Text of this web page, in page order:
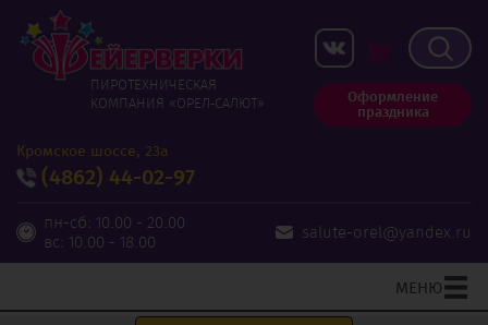
ПИРОТЕХНИЧЕСКАЯ
КОМПАНИЯ «ОРЕЛ‑САЛЮТ»
salute-orel@yandex.ru
пн-сб: 10.00 - 20.00
вс: 10.00 - 18.00
Кромское шоссе, 23а
(4862) 44-02-97
Оформление
праздника
МЕНЮ